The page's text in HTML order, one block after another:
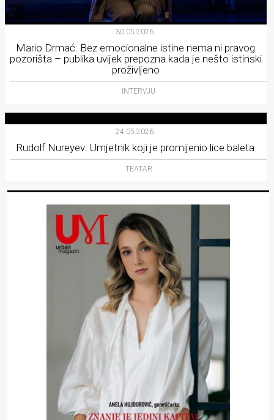
30.05.2026.
Mario Drmać: Bez emocionalne istine nema ni pravog
pozorišta – publika uvijek prepozna kada je nešto istinski
proživljeno
INTERVJU
24.05.2026.
Rudolf Nureyev: Umjetnik koji je promijenio lice baleta
TEATAR